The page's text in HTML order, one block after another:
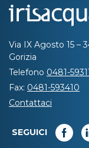
Via IX Agosto 15 –
Gorizia
Telefono 0481-
Fax: 0481-593410
Contattaci
SEGUICI